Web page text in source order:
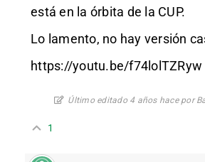
está en la órbita de la CUP.
Lo lamento, no hay versión
https://youtu.be/f74lolTZRyw
Último editado 4 años hace por
1